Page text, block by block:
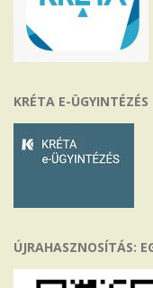
KRÉTA E-ÜGYINTÉZÉS
ÚJRAHASZNOSÍTÁS: